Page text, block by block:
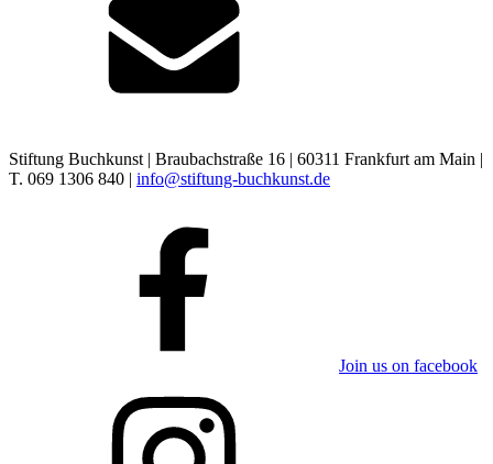
Stiftung Buchkunst | Braubachstraße 16 | 60311 Frankfurt am Main |
T. 069 1306 840 | info@stiftung-buchkunst.de
Join us on facebook